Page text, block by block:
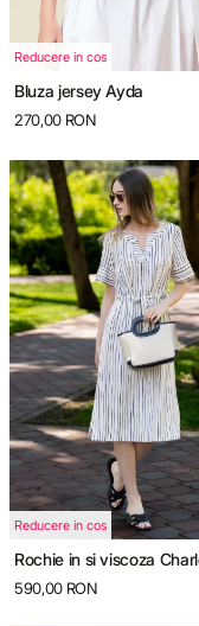
Reducere in cos
Bluza jersey Ayda
270,00 RON
Reducere in cos
Rochie in si viscoza
590,00 RON